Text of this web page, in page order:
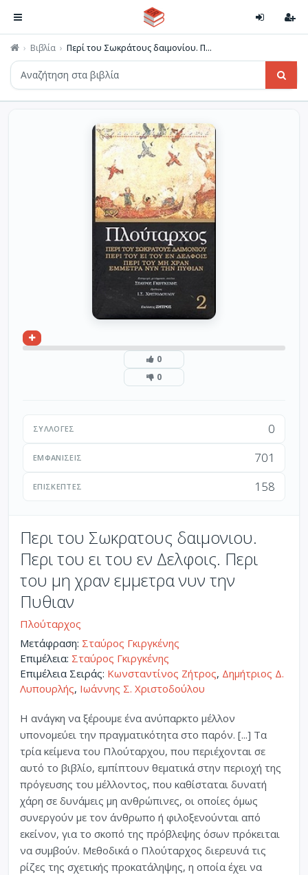
Βιβλία Περί του Σωκράτους δαιμονίου. Π...
0
0
ΣΥΛΛΟΓΈΣ 0
ΕΜΦΑΝΊΣΕΙΣ 701
ΕΠΙΣΚΈΠΤΕΣ 158
Περι του Σωκρατους δαιμονιου.
Περι του ει του εν Δελφοις. Περι
του μη χραν εμμετρα νυν την
Πυθιαν
Πλούταρχος
Μετάφραση: Σταύρος Γκιργκένης
Επιμέλεια: Σταύρος Γκιργκένης
Επιμέλεια Σειράς: Κωνσταντίνος Ζήτρος, Δημήτριος Δ.
Λυπουρλής, Ιωάννης Σ. Χριστοδούλου
Η ανάγκη να ξέρουμε ένα ανύπαρκτο μέλλον
υπονομεύει την πραγματικότητα στο παρόν. [...] Τα
τρία κείμενα του Πλούταρχου, που περιέχονται σε
αυτό το βιβλίο, εμπίπτουν θεματικά στην περιοχή της
πρόγευσης του μέλλοντος, που καθίσταται δυνατή
χάρη σε δυνάμεις μη ανθρώπινες, οι οποίες όμως
συνεργούν με τον άνθρωπο ή φιλοξενούνται από
εκείνον, για το σκοπό της πρόβλεψης όσων πρόκειται
να συμβούν. Μεθοδικά ο Πλούταρχος διερευνά τις
ρίζες της σχετικής προκατάληψης, η οποία έχει να